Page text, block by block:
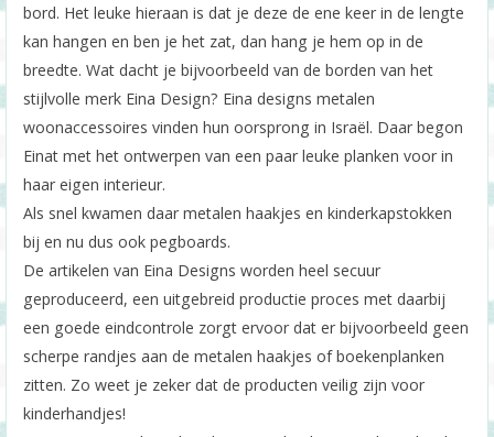
bord. Het leuke hieraan is dat je deze de ene keer in de lengte
kan hangen en ben je het zat, dan hang je hem op in de
breedte. Wat dacht je bijvoorbeeld van de borden van het
stijlvolle merk Eina Design? Eina designs metalen
woonaccessoires vinden hun oorsprong in Israël. Daar begon
Einat met het ontwerpen van een paar leuke planken voor in
haar eigen interieur.
Als snel kwamen daar metalen haakjes en kinderkapstokken
bij en nu dus ook pegboards.
De artikelen van Eina Designs worden heel secuur
geproduceerd, een uitgebreid productie proces met daarbij
een goede eindcontrole zorgt ervoor dat er bijvoorbeeld geen
scherpe randjes aan de metalen haakjes of boekenplanken
zitten. Zo weet je zeker dat de producten veilig zijn voor
kinderhandjes!